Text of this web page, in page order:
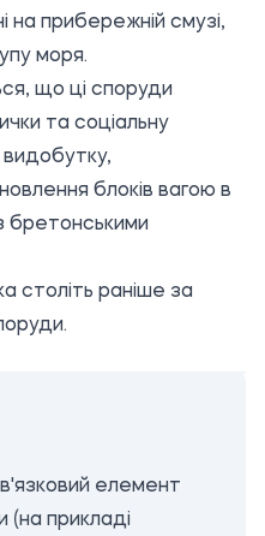
на прибережній смузі,
моря.
що ці споруди
та соціальну
видобутку,
блоків вагою в
бретонськими
століть раніше за
елемент
(на прикладі